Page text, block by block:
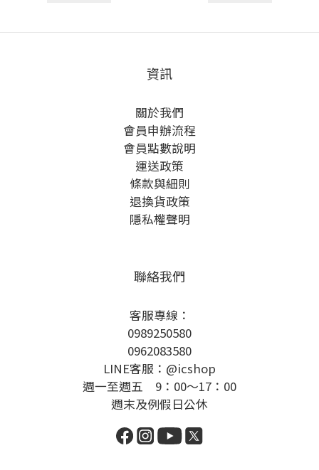
資訊
關於我們
會員申辦流程
會員點數說明
運送政策
條款與細則
退換貨政策
隱私權聲明
聯絡我們
客服專線：
0989250580
0962083580
LINE客服：@icshop
週一至週五 9：00～17：00
週末及例假日公休